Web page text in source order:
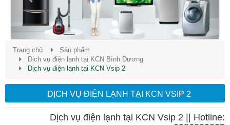
Trang chủ
Sản phẩm
Dịch vụ điện lạnh tại KCN Bình Dương
Dịch vụ điện lạnh tại KCN Vsip 2
DỊCH VỤ ĐIỆN LẠNH TẠI KCN VSIP 2
Dịch vụ điện lạnh tại KCN Vsip 2 || Hotline: